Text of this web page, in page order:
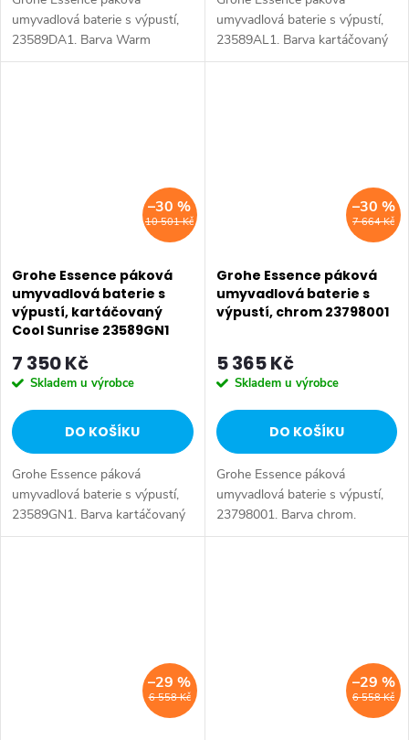
umyvadlová baterie s výpustí,
23589DA1. Barva Warm
Sunset.
umyvadlová baterie s výpustí,
23589AL1. Barva kartáčovaný
tmavý grafit.
10 501 Kč
–30 %
Grohe Essence páková
umyvadlová baterie s
výpustí, kartáčovaný
Cool Sunrise 23589GN1
7 350 Kč
Skladem u výrobce
DO KOŠÍKU
Grohe Essence páková
umyvadlová baterie s výpustí,
23589GN1. Barva kartáčovaný
Cool Sunrise.
7 664 Kč
–30 %
Grohe Essence páková
umyvadlová baterie s
výpustí, chrom 23798001
5 365 Kč
Skladem u výrobce
DO KOŠÍKU
Grohe Essence páková
umyvadlová baterie s výpustí,
23798001. Barva chrom.
6 558 Kč
–29 %
6 558 Kč
–29 %